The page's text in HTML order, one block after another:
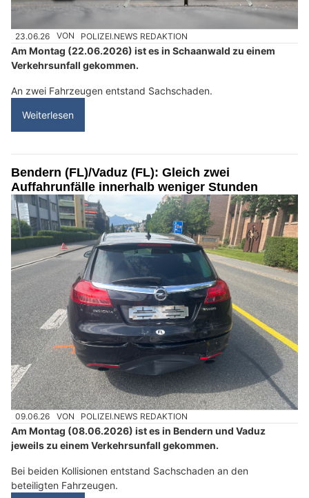
23.06.26 VON POLIZEI.NEWS REDAKTION
Am Montag (22.06.2026) ist es in Schaanwald zu einem
Verkehrsunfall gekommen.
An zwei Fahrzeugen entstand Sachschaden.
Weiterlesen
Bendern (FL)/Vaduz (FL): Gleich zwei
Auffahrunfälle innerhalb weniger Stunden
09.06.26 VON POLIZEI.NEWS REDAKTION
Am Montag (08.06.2026) ist es in Bendern und Vaduz
jeweils zu einem Verkehrsunfall gekommen.
Bei beiden Kollisionen entstand Sachschaden an den
beteiligten Fahrzeugen.